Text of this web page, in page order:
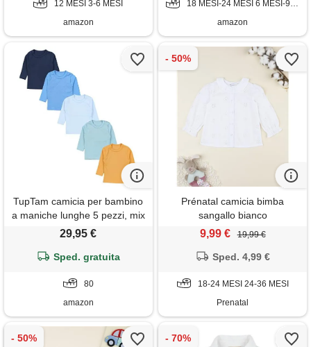
12 MESI 3-6 MESI
amazon
18 MESI-24 MESI 6 MESI-9 MESI 9 MESI-12 MESI
amazon
TupTam camicia per bambino
a maniche lunghe 5 pezzi, mix
di colori 7, 80
29,95 €
Sped. gratuita
80
amazon
Prénatal camicia bimba
sangallo bianco
9,99 € 19,99 €
Sped. 4,99 €
18-24 MESI 24-36 MESI
Prenatal